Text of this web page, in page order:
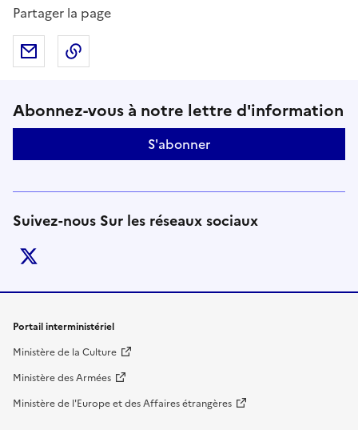
Partager la page
Partager par mail
Suivez-nous sur le réseaux
Abonnez-vous à notre lettre d'information
S'abonner
Suivez-nous Sur les réseaux sociaux
Liens de bas de page
Portail interministériel
Ministère de la Culture
Ministère des Armées
Ministère de l'Europe et des Affaires étrangères